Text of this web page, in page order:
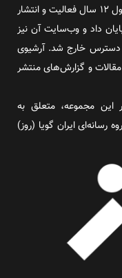
روز آنلاین روزنامه‌ای اینترنتی بود که پس از طول ۱۲ سال فعالیت و انتشار
فعالیت خود پایان داد و وب‌سایت آن نیز
دسترس خارج شد. آرشیوی
و گزارش‌های منتشر
این مجموعه، متعلق به
رسانه‌ای ایران گویا (روز)